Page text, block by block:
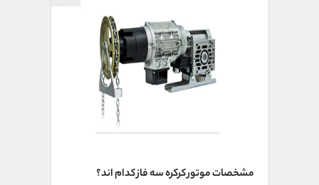
مشخصات موتور کرکره سه فاز کدام اند؟